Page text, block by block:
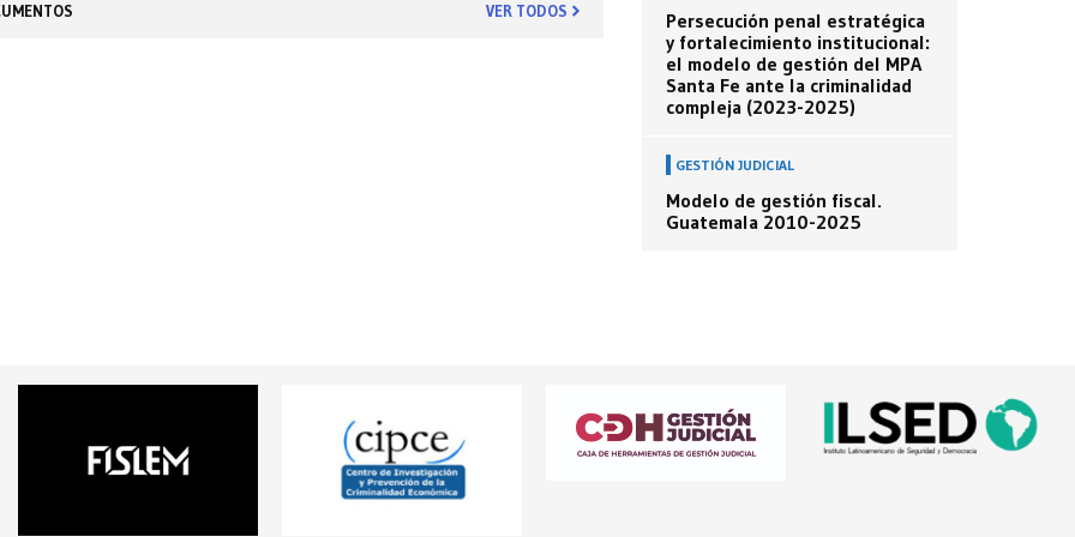
VER TODOS
Persecución penal estratégica
y fortalecimiento institucional:
el modelo de gestión del MPA
Santa Fe ante la criminalidad
compleja (2023-2025)
GESTIÓN JUDICIAL
Modelo de gestión fiscal.
Guatemala 2010-2025